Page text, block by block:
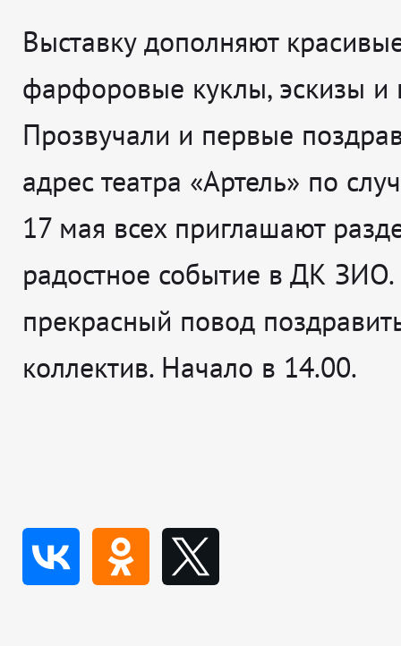
Выставку дополняют
фарфоровые куклы, эскизы и
Прозвучали и первые
адрес театра «Артель» по
17 мая всех приглашают
радостное событие в ДК ЗИО.
прекрасный повод
коллектив. Начало в 14.00.